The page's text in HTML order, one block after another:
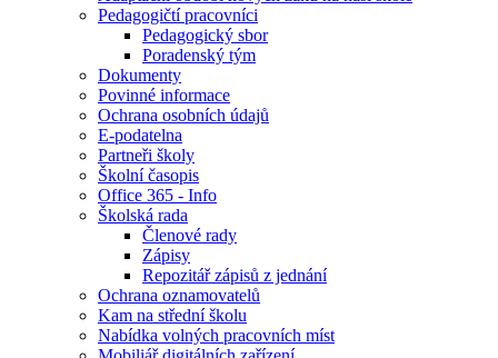
Pedagogičtí pracovníci
Pedagogický sbor
Poradenský tým
Dokumenty
Povinné informace
Ochrana osobních údajů
E-podatelna
Partneři školy
Školní časopis
Office 365 - Info
Školská rada
Členové rady
Zápisy
Repozitář zápisů z jednání
Ochrana oznamovatelů
Kam na střední školu
Nabídka volných pracovních míst